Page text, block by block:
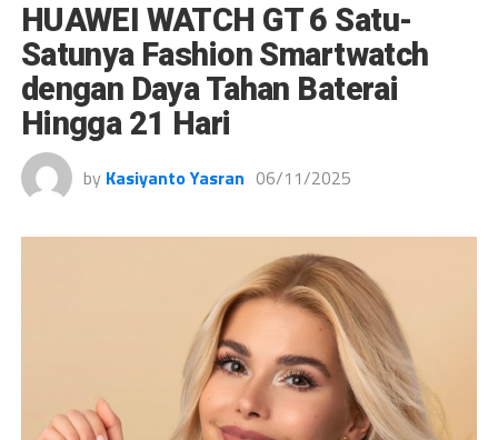
HUAWEI WATCH GT 6 Satu-
Satunya Fashion Smartwatch
dengan Daya Tahan Baterai
Hingga 21 Hari
by Kasiyanto Yasran 06/11/2025